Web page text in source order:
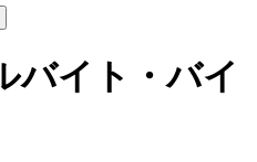
バイト・バイ